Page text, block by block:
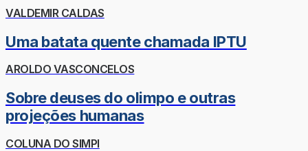
VALDEMIR CALDAS
Uma batata quente chamada IPTU
AROLDO VASCONCELOS
Sobre deuses do olimpo e outras
projeções humanas
COLUNA DO SIMPI